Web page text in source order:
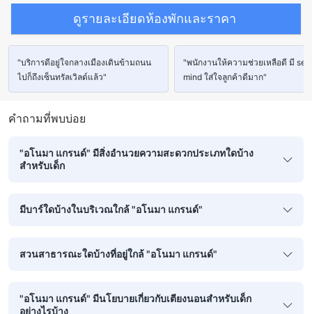
ดูรายละเอียดห้องพักและราคา
"บริการดีอยู่ใจกลางเมืองเดินข้ามถนน
ไปก็ถึงเซ็นทรัลเวิลด์แล้ว"
"พนักงานให้ความช่วยเหลือดี มี
mind ใส่ใจลูกค้าดีมาก"
คำถามที่พบบ่อย
"อโนมา แกรนด์" มีสิ่งอำนวยความสะดวกประเภทใดบ้าง
สำหรับเด็ก
มีบาร์ใดบ้างในบริเวณใกล้ "อโนมา แกรนด์"
สวนสาธารณะใดบ้างที่อยู่ใกล้ "อโนมา แกรนด์"
"อโนมา แกรนด์" มีนโยบายเกี่ยวกับเตียงนอนสำหรับเด็ก
อย่างไรบ้าง